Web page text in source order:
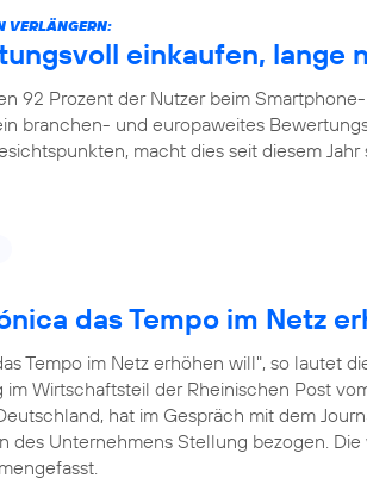
VERLÄNGERN:
einkaufen, lange
92 Prozent der Nutzer beim
branchen- und europaweites
macht dies seit diesem
das Tempo im Netz
Tempo im Netz erhöhen will", so lautet
Wirtschaftsteil der Rheinischen Post
hat im Gespräch mit dem
des Unternehmens Stellung bezogen.